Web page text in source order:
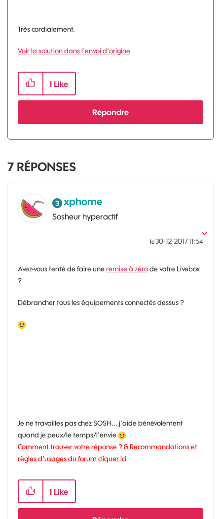
Très cordialement.
Voir la solution dans l'envoi d'origine
1 Like
Répondre
7 RÉPONSES
xphome
Sosheur hyperactif
le‎30-12-201711:54
Avez-vous tenté de faire uneremise à zérode votre Livebox
?
Débrancher tous les équipements connectés dessus ?
Je ne travailles pas chez SOSH... j'aide bénévolement
quand je peux/le temps/l'envie
Comment trouver votre réponse ? & Recommandations et
règles d'usages du forum cliquer ici
1 Like